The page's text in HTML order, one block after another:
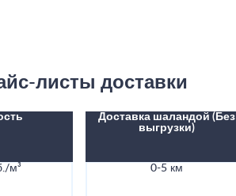
листы доставки
м³
Доставка шаландой (Без
выгрузки)
0-5 км